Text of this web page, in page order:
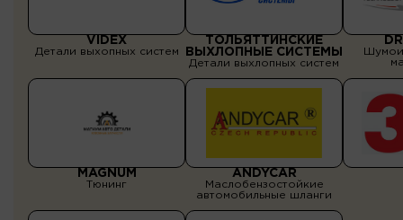
VIDEX
Детали выхопных систем
ТОЛЬЯТТИНСКИЕ
ВЫХЛОПНЫЕ СИСТЕМЫ
Детали выхлопных систем
MAGNUM
Тюнинг
ANDYCAR
Маслобензостойкие
автомобильные шланги